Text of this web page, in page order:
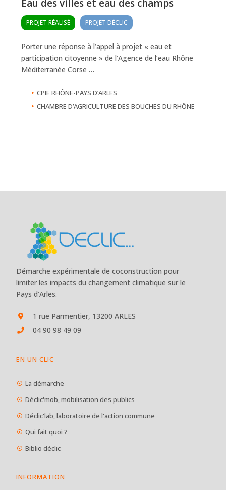
Eau des villes et eau des champs
PROJET RÉALISÉ PROJET DÉCLIC
Porter une réponse à l’appel à projet « eau et
participation citoyenne » de l’Agence de l’eau Rhône
Méditerranée Corse …
• CPIE RHÔNE-PAYS D’ARLES
• CHAMBRE D’AGRICULTURE DES BOUCHES DU RHÔNE
Démarche expérimentale de coconstruction pour
limiter les impacts du changement climatique sur le
Pays d’Arles.
1 rue Parmentier, 13200 ARLES
04 90 98 49 09
EN UN CLIC
La démarche
Déclic'mob, mobilisation des publics
Déclic'lab, laboratoire de l'action commune
Qui fait quoi ?
Biblio déclic
INFORMATION